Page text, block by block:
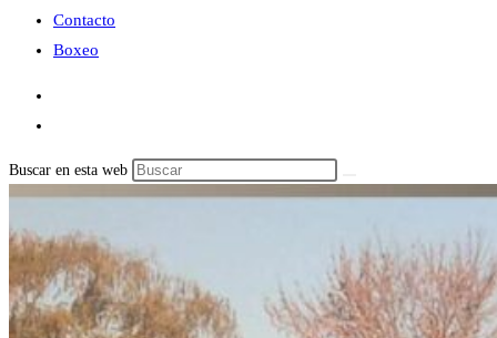
Contacto
Boxeo
Buscar en esta web